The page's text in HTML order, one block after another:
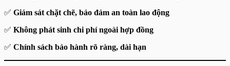
✅ Giám sát chặt chẽ, bảo đảm an toàn lao động
✅ Không phát sinh chi phí ngoài hợp đồng
✅ Chính sách bảo hành rõ ràng, dài hạn